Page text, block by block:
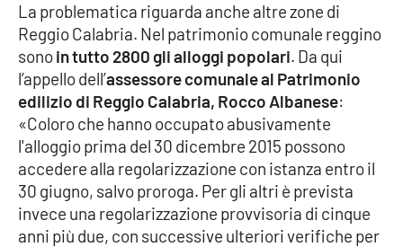
La problematica riguarda anche altre zone di
Reggio Calabria. Nel patrimonio comunale reggino
sonoin tutto 2800 gli alloggi popolari. Da qui
l’appello dell’assessore comunale al Patrimonio
edilizio di Reggio Calabria, Rocco Albanese:
«Coloro che hanno occupato abusivamente
l'alloggio prima del 30 dicembre 2015 possono
accedere alla regolarizzazione con istanza entro il
30 giugno, salvo proroga. Per gli altri è prevista
invece una regolarizzazione provvisoria di cinque
anni più due, con successive ulteriori verifiche per